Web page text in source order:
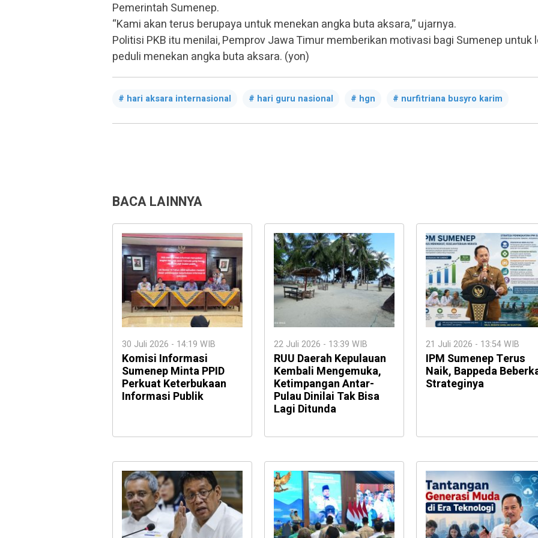
Pemerintah Sumenep.
“Kami akan terus berupaya untuk menekan angka buta aksara,” ujarnya.
Politisi PKB itu menilai, Pemprov Jawa Timur memberikan motivasi bagi Sumenep untuk
peduli menekan angka buta aksara. (yon)
hari aksara internasional hari guru nasional hgn nurfitriana busyro karim
BACA LAINNYA
30 Juli 2026 - 14:19 WIB
Komisi Informasi
Sumenep Minta PPID
Perkuat Keterbukaan
Informasi Publik
22 Juli 2026 - 13:39 WIB
RUU Daerah Kepulauan
Kembali Mengemuka,
Ketimpangan Antar-
Pulau Dinilai Tak Bisa
Lagi Ditunda
21 Juli 2026 - 13:54 WIB
IPM Sumenep Terus
Naik, Bappeda
Strateginya